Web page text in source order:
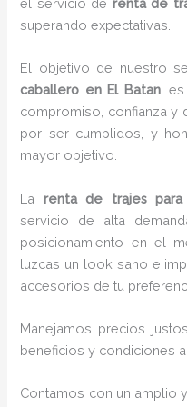
el servicio de renta de
superando expectativas.
El objetivo de nuestro
caballero en El Batan, es
compromiso, confianza y
por ser cumplidos, y
mayor objetivo.
La renta de trajes para
servicio de alta
posicionamiento en el
luzcas un look sano e
accesorios de tu
Manejamos precios
beneficios y condiciones
Contamos con un amplio